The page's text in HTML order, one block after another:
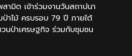
ามิต เข้าร่วมงานวันสถาปนา
าไม้ ครบรอบ 79 ปี ภายใต้
นป่าเศรษฐกิจ ร่วมกับชุมชน